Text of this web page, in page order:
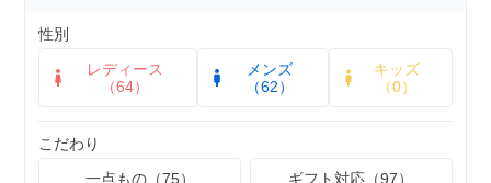
性別
レディース
（64）
メンズ
（62）
キッズ
（0）
こだわり
一点もの（75）
ギフト対応（97）